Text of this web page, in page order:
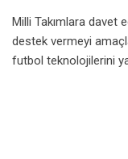
Milli Takımlara davet
destek vermeyi
futbol teknolojilerini